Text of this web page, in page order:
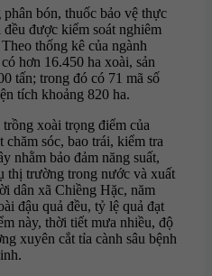
bón, thuốc bảo vệ thực
được kiểm soát nghiêm
thống kê của ngành
hơn 16.450 ha xoài, sản
tấn; trong đó có 71 mã số
tích khoảng 820 ha.
xoài trọng điểm của
chăm sóc, bao trái, kiểm tra
nhằm bảo đảm năng suất,
thị trường trong nước và xuất
dân xã Chiềng Hặc, năm
đậu quả đều, tỷ lệ quả đạt
này, thời tiết mưa nhiều, độ
xuyên cắt tỉa cành sâu bệnh